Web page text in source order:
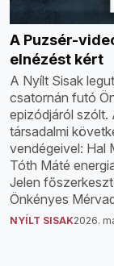
A Puzsér-
elnézést kért
A Nyílt Sisak
csatornán futó
epizódjáról szólt.
társadalmi
vendégeivel: Hal
Tóth Máté
Jelen
Önkényes
NYÍLT SISAK2026.